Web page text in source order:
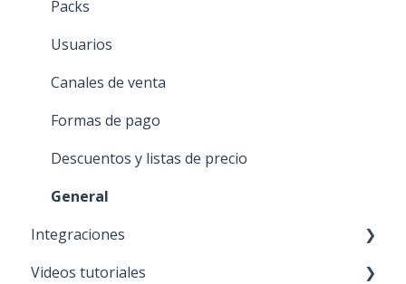
Packs
Usuarios
Canales de venta
Formas de pago
Descuentos y listas de precio
General
Integraciones
NUEVO 🚀 TiendaNube
Videos tutoriales